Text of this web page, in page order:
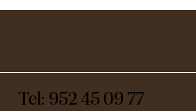
Tel: 952 45 09 77